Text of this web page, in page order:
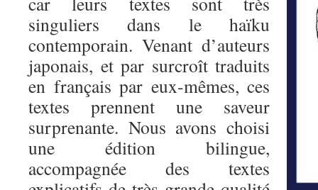
singuliers dans le haïku
contemporain. Venant d’auteurs
japonais, et par surcroît traduits
en français par eux-mêmes, ces
textes prennent une saveur
surprenante. Nous avons choisi
une édition bilingue,
accompagnée des textes